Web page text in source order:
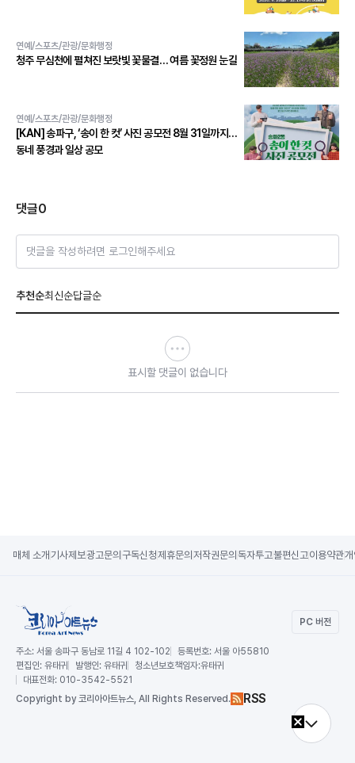
연예/스포츠/관광/문화행정
청주 무심천에 펼쳐진 보랏빛 꽃물결… 여름 꽃정원 눈길
연예/스포츠/관광/문화행정
[KAN] 송파구, ‘송이 한 컷’ 사진 공모전 8월 31일까지…
동네 풍경과 일상 공모
댓글0
댓글을 작성하려면 로그인해주세요
추천순최신순답글순
표시할 댓글이 없습니다
매체 소개 기사제보광고문의 구독신청제휴문의 저작권문의 독자투고불편신고이용약관
PC 버전
주소: 서울 송파구 동남로 11길 4 102-102 등록번호: 서울 아55810
편집인: 유태귀 발행인: 유태귀 청소년보호책임자:유태귀
대표전화: 010-3542-5521
Copyright by 코리아아트뉴스, All Rights Reserved. RSS